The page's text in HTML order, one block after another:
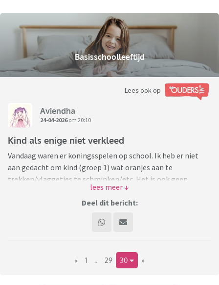
Basisschoolleeftijd
Lees ook op
Aviendha
24-04-2026om 20:10
Kind als enige niet verkleed
Vandaag waren er koningsspelen op school. Ik heb er niet
aan gedacht om kind (groep 1) wat oranjes aan te
trekken/vlaggetjes te schminken/etc. Het is ook geen
moment in me opgekomen. Bij mij op school was dat
vroeger niet zo. Meteen bij het ophalen gaf kind aan: "ik was
kinderen wel íets in het thema hadden, al was het maar
alleen vlaggetjesschmink. Zucht... ouders die iets
soortgelijks hebben meegemaakt? En hoe erg is het nou
eigenlijk? Voor volgend jaar heb ik uiteraard beterschap
Deel dit bericht:
« 1 29 30 »